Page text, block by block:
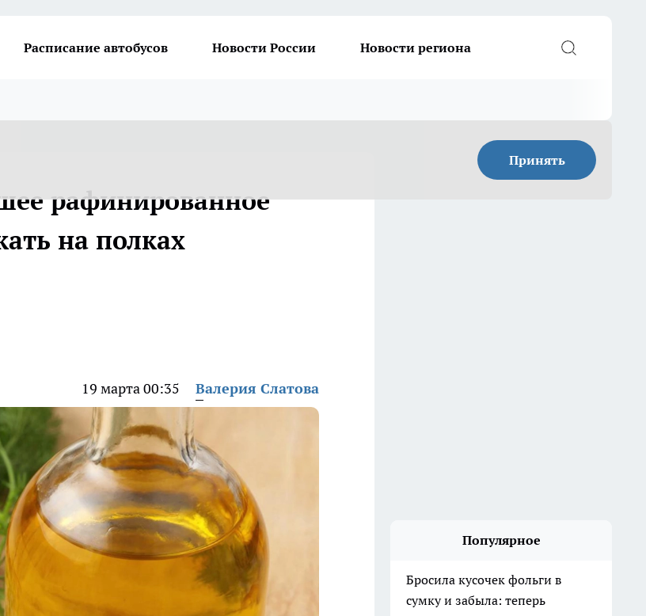
Расписание автобусов Новости России Новости региона
Принять
рафинированное
на полках
19 марта 00:35 Валерия Слатова
Популярное
Бросила кусочек фольги в
сумку и забыла: теперь